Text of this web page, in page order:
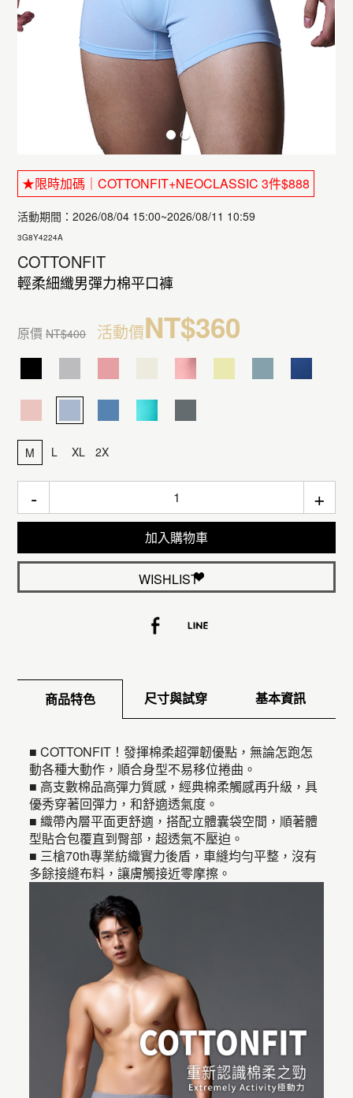
★限時加碼｜COTTONFIT+NEOCLASSIC 3件$888
活動期間：2026/08/04 15:00~2026/08/11 10:59
3G8Y4224A
COTTONFIT
輕柔細纖男彈力棉平口褲
原價NT$400 活動價NT$360
M L XL 2X
- +
加入購物車
WISHLIST
商品特色 尺寸與試穿 基本資訊
■ COTTONFIT！發揮棉柔超彈韌優點，無論怎跑怎
動各種大動作，順合身型不易移位捲曲。
■ 高支數棉品高彈力質感，經典棉柔觸感再升級，具
優秀穿著回彈力，和舒適透氣度。
■ 織帶內層平面更舒適，搭配立體囊袋空間，順著體
型貼合包覆直到臀部，超透氣不壓迫。
■ 三槍70th專業紡織實力後盾，車縫均勻平整，沒有
多餘接縫布料，讓膚觸接近零摩擦。